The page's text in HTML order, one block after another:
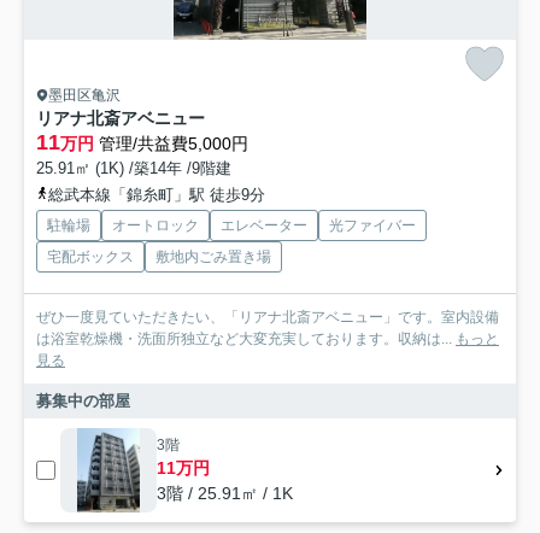
墨田区亀沢
リアナ北斎アベニュー
11万円 管理/共益費5,000円
25.91㎡ (1K) /築14年 /9階建
総武本線「錦糸町」駅 徒歩9分
駐輪場 オートロック エレベーター
光ファイバー
宅配ボックス
敷地内ごみ置き場
ぜひ一度見ていただきたい、「リアナ北斎アベニュー」です。室内設備
は浴室乾燥機・洗面所独立など大変充実しております。収納は... もっと
見る
募集中の部屋
3階
11万円
3階 / 25.91㎡ / 1K